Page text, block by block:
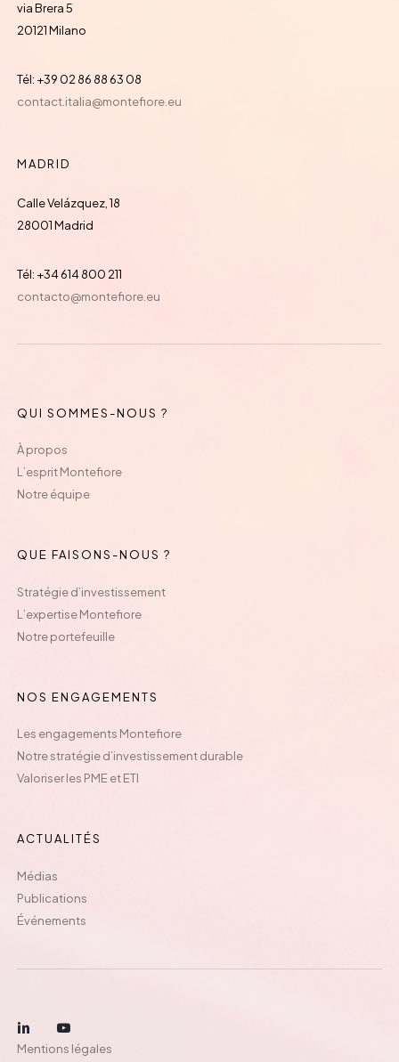
via Brera 5
20121 Milano
Tél: +39 02 86 88 63 08
contact.italia@montefiore.eu
MADRID
Calle Velázquez, 18
28001 Madrid
Tél: +34 614 800 211
contacto@montefiore.eu
QUI SOMMES-NOUS ?
À propos
L’esprit Montefiore
Notre équipe
QUE FAISONS-NOUS ?
Stratégie d’investissement
L’expertise Montefiore
Notre portefeuille
NOS ENGAGEMENTS
Les engagements Montefiore
Notre stratégie d’investissement durable
Valoriser les PME et ETI
ACTUALITÉS
Médias
Publications
Événements
Mentions légales